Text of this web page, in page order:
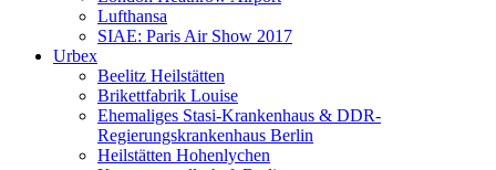
Lufthansa
SIAE: Paris Air Show 2017
Urbex
Beelitz Heilstätten
Brikettfabrik Louise
Ehemaliges Stasi-Krankenhaus & DDR-
Regierungskrankenhaus Berlin
Heilstätten Hohenlychen